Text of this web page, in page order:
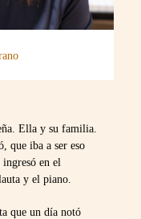
Ella y su familia.
que iba a ser eso
en el
y el piano.
que un día notó